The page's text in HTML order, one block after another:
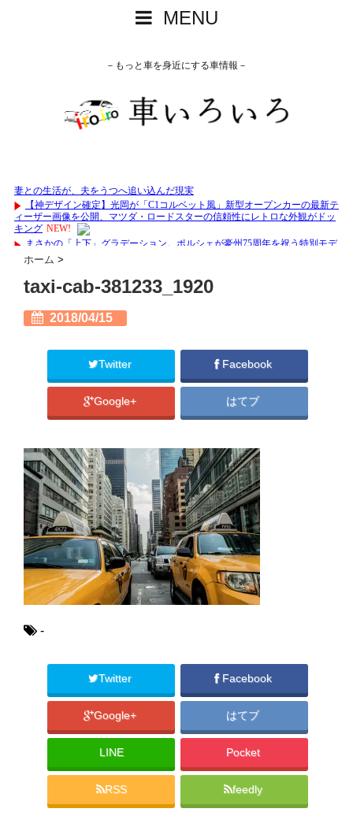
MENU
－もっと車を身近にする車情報－
ホーム >
taxi-cab-381233_1920
2018/04/15
Twitter Facebook
Google+ はてブ
-
Twitter Facebook
Google+ はてブ
LINE Pocket
RSS feedly